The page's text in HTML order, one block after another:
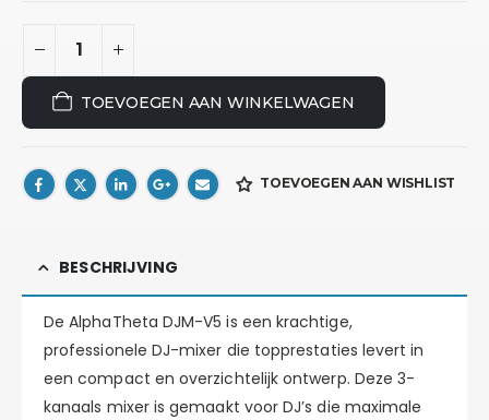
TOEVOEGEN AAN WINKELWAGEN
TOEVOEGEN AAN WISHLIST
BESCHRIJVING
DeAlphaTheta DJM-V5 is een krachtige,
professionele DJ-mixer die topprestaties levert in
een compact en overzichtelijk ontwerp. Deze3-
kanaals mixeris gemaakt voor DJ’s die maximale